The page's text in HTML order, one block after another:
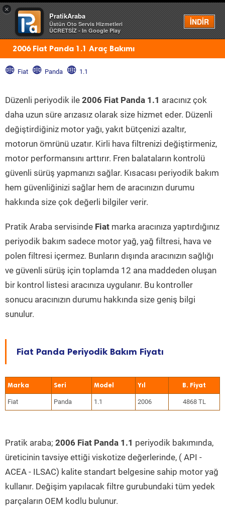
×
PratikAraba
Üstün Oto Servis Hizmetleri
ÜCRETSİZ - In Google Play
İNDİR
Menü
2006 Fiat Panda 1.1 Araç Bakımı
Fiat Panda 1.1
Düzenli periyodik ile 2006 Fiat Panda 1.1 aracınız çok
daha uzun süre arızasız olarak size hizmet eder. Düzenli
değiştirdiğiniz motor yağı, yakıt bütçenizi azaltır,
motorun ömrünü uzatır. Kirli hava filtrenizi değiştirmeniz,
motor performansını arttırır. Fren balataların kontrolü
güvenli sürüş yapmanızı sağlar. Kısacası periyodik bakım
hem güvenliğinizi sağlar hem de aracınızın durumu
hakkında size çok değerli bilgiler verir.
Pratik Araba servisinde Fiat marka aracınıza yaptırdığınız
periyodik bakım sadece motor yağ, yağ filtresi, hava ve
polen filtresi içermez. Bunların dışında aracınızın sağlığı
ve güvenli sürüş için toplamda 12 ana maddeden oluşan
bir kontrol listesi aracınıza uygulanır. Bu kontroller
sonucu aracınızın durumu hakkında size geniş bilgi
sunulur.
Fiat Panda Periyodik Bakım Fiyatı
Marka Seri Model Yıl
Fiat Panda 1.1 2006 4868 TL
Pratik araba; 2006 Fiat Panda 1.1 periyodik bakımında,
üreticinin tavsiye ettiği viskotize değerlerinde, ( API -
ACEA - ILSAC) kalite standart belgesine sahip motor yağ
kullanır. Değişim yapılacak filtre gurubundaki tüm yedek
parçaların OEM kodlu bulunur.